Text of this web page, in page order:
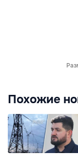
Похожие